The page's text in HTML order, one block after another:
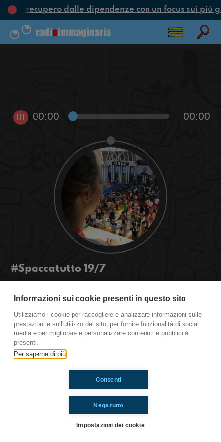
e recupero dalle dipendenze con un focus sui più
!!! 00:00 00:00
#Spaccatutto 19/7
sexy rughe di Martin Freeman? Pare che
così?
Ti è piaciuto? Condividilo!
Informazioni sui cookie presenti in questo sito
Utilizziamo i cookie per raccogliere e analizzare informazioni sulle
prestazioni e sull'utilizzo del sito, per fornire funzionalità di social
media e per migliorare e personalizzare contenuti e pubblicità
presenti.
Per saperne di più
Nega tutto
Consenti
Impostazioni dei cookie